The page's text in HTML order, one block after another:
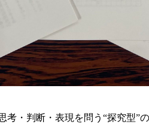
考・判断・表現を問う“探究型”